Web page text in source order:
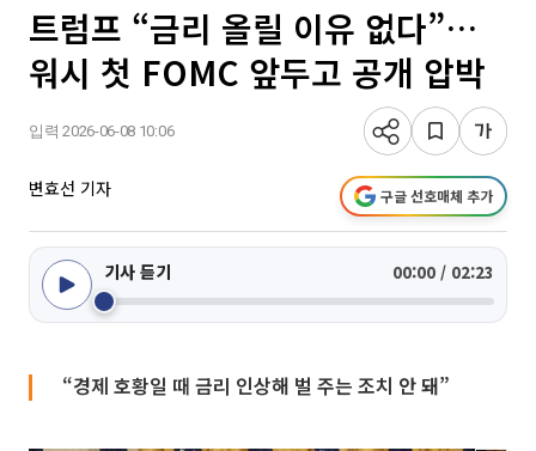
트럼프 “금리 올릴 이유 없다”…
워시 첫 FOMC 앞두고 공개 압박
입력 2026-06-08 10:06
변효선 기자 구글 선호매체 추가
기사 듣기 00:00 / 02:23
“경제 호황일 때 금리 인상해 벌 주는 조치 안 돼”